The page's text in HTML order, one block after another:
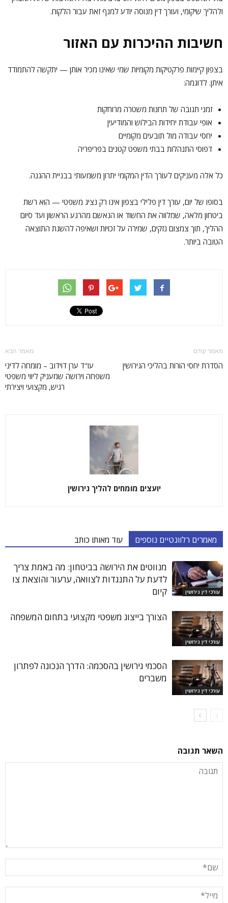
ולהליך שיקומי, ועורך דין מנוסה יודע למנף זאת עבור הלקוח.
חשיבות ההיכרות עם האזור
בצפון קיימות פרקטיקות מקומיות שמי שאינו מכיר אותן — יתקשה להתמודד
איתן. לדוגמה:
זמני תגובה של תחנות משטרה מרוחקות
אופי עבודת יחידות הבילוש והמודיעין
יחסי עבודה מול תובעים מקומיים
דפוסי התנהלות בבתי משפט קטנים בפריפריה
כל אלה מעניקים לעורך הדין המקומי יתרון משמעותי בבניית ההגנה.
בסופו של יום, עורך דין פלילי בצפון אינו רק נציג משפטי — הוא רשת
ביטחון מלאה, שמלווה את החשוד או הנאשם מהרגע הראשון ועד סיום
ההליך, תוך צמצום נזקים, שמירה על זכויות ושאיפה להשגת התוצאה
הטובה ביותר.
מאמר קודם
הסדרת יחסי הורות בהליכי הגירושין
מאמר הבא
עו"ד ערן דוידוב – מומחה לדיני
משפחה וירושה שמעניק ליווי משפטי
רגיש, מקצועי ויצירתי
יועצים מומחים להליך גירושין
מאמרים רלוונטיים נוספים עוד מאותו כותב
עורכי דין גירושין
מנווטים את הירושה בביטחון: מה באמת צריך
לדעת על התנגדות לצוואה, ערעור והוצאת צו
קיום
עורכי דין גירושין
הצורך בייצוג משפטי מקצועי בתחום המשפחה
עורכי דין גירושין
הסכמי גירושין בהסכמה: הדרך הנכונה לפתרון
משברים
השאר תגובה